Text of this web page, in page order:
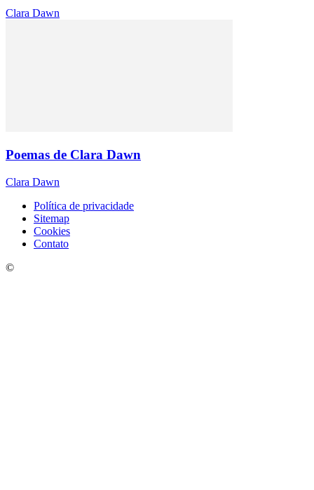
Clara Dawn
Poemas de Clara Dawn
Clara Dawn
Política de privacidade
Sitemap
Cookies
Contato
©